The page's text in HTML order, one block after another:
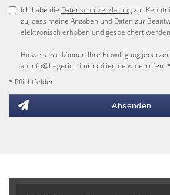
Ich habe die Datenschutzerklärungzur
zu, dass meine Angaben und Daten zur
elektronisch erhoben und gespeichert
Hinweis: Sie können Ihre Einwilligung
an info@hegerich-immobilien.de widerrufen. *
* Pflichtfelder
Absenden